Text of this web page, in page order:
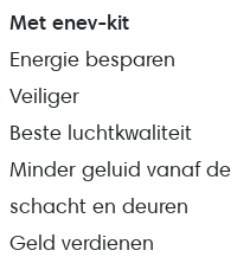
Met enev-kit
Energie besparen
Veiliger
Beste luchtkwaliteit
Minder geluid vanaf de
schacht en deuren
Geld verdienen